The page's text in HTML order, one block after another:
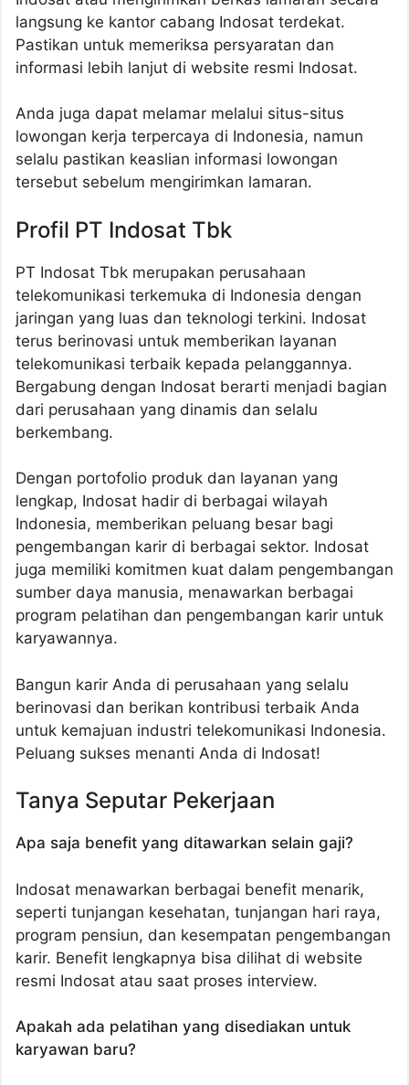
langsung ke kantor cabang Indosat terdekat.
Pastikan untuk memeriksa persyaratan dan
informasi lebih lanjut di website resmi Indosat.
Anda juga dapat melamar melalui situs-situs
lowongan kerja terpercaya di Indonesia, namun
selalu pastikan keaslian informasi lowongan
tersebut sebelum mengirimkan lamaran.
Profil PT Indosat Tbk
PT Indosat Tbk merupakan perusahaan
telekomunikasi terkemuka di Indonesia dengan
jaringan yang luas dan teknologi terkini. Indosat
terus berinovasi untuk memberikan layanan
telekomunikasi terbaik kepada pelanggannya.
Bergabung dengan Indosat berarti menjadi bagian
dari perusahaan yang dinamis dan selalu
berkembang.
Dengan portofolio produk dan layanan yang
lengkap, Indosat hadir di berbagai wilayah
Indonesia, memberikan peluang besar bagi
pengembangan karir di berbagai sektor. Indosat
juga memiliki komitmen kuat dalam pengembangan
sumber daya manusia, menawarkan berbagai
program pelatihan dan pengembangan karir untuk
karyawannya.
Bangun karir Anda di perusahaan yang selalu
berinovasi dan berikan kontribusi terbaik Anda
untuk kemajuan industri telekomunikasi Indonesia.
Peluang sukses menanti Anda di Indosat!
Tanya Seputar Pekerjaan
Apa saja benefit yang ditawarkan selain gaji?
Indosat menawarkan berbagai benefit menarik,
seperti tunjangan kesehatan, tunjangan hari raya,
program pensiun, dan kesempatan pengembangan
karir. Benefit lengkapnya bisa dilihat di website
resmi Indosat atau saat proses interview.
Apakah ada pelatihan yang disediakan untuk
karyawan baru?